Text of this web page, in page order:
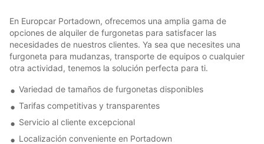
En Europcar Portadown, ofrecemos una amplia gama de
opciones de alquiler de furgonetas para satisfacer las
necesidades de nuestros clientes. Ya sea que necesites una
furgoneta para mudanzas, transporte de equipos o cualquier
otra actividad, tenemos la solución perfecta para ti.
Variedad de tamaños de furgonetas disponibles
Tarifas competitivas y transparentes
Servicio al cliente excepcional
Localización conveniente en Portadown